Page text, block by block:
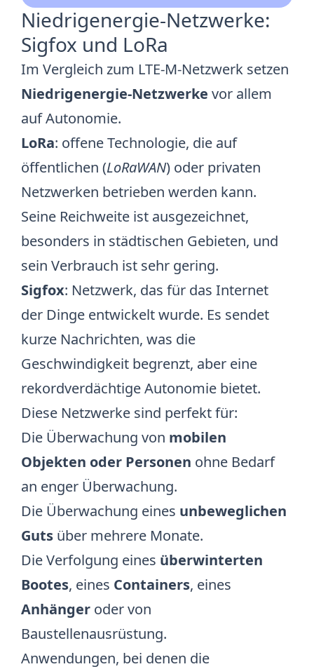
Niedrigenergie-Netzwerke:
Sigfox und LoRa
Im Vergleich zum LTE-M-Netzwerk setzen
Niedrigenergie-Netzwerke vor allem
auf Autonomie.
LoRa: offene Technologie, die auf
öffentlichen (LoRaWAN) oder privaten
Netzwerken betrieben werden kann.
Seine Reichweite ist ausgezeichnet,
besonders in städtischen Gebieten, und
sein Verbrauch ist sehr gering.
Sigfox: Netzwerk, das für das Internet
der Dinge entwickelt wurde. Es sendet
kurze Nachrichten, was die
Geschwindigkeit begrenzt, aber eine
rekordverdächtige Autonomie bietet.
Diese Netzwerke sind perfekt für:
Die Überwachung von mobilen
Objekten oder Personen ohne Bedarf
an enger Überwachung.
Die Überwachung eines unbeweglichen
Guts über mehrere Monate.
Die Verfolgung eines überwinterten
Bootes, eines Containers, eines
Anhänger oder von
Baustellenausrüstung.
Anwendungen, bei denen die